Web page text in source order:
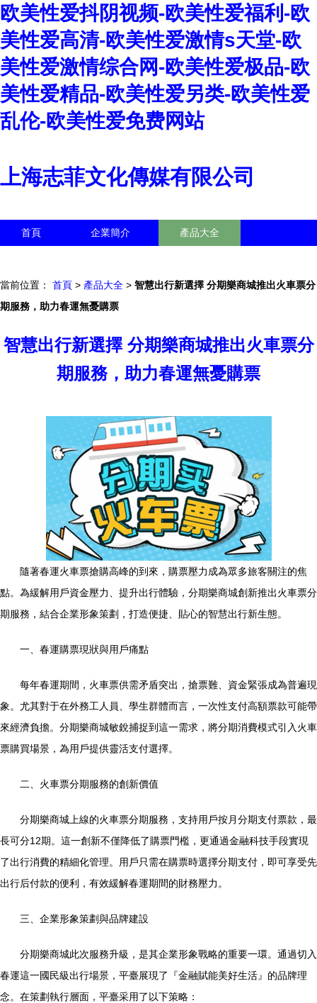
欧美性爱抖阴视频-欧美性爱福利-欧
美性爱高清-欧美性爱激情s天堂-欧
美性爱激情综合网-欧美性爱极品-欧
美性爱精品-欧美性爱另类-欧美性爱
乱伦-欧美性爱免费网站
上海志菲文化傳媒有限公司
首頁 企業簡介 產品大全
當前位置： 首頁 > 產品大全 > 智慧出行新選擇 分期樂商城推出火車票分
期服務，助力春運無憂購票
智慧出行新選擇 分期樂商城推出火車票分
期服務，助力春運無憂購票
隨著春運火車票搶購高峰的到來，購票壓力成為眾多旅客關注的焦
點。為緩解用戶資金壓力、提升出行體驗，分期樂商城創新推出火車票分
期服務，結合企業形象策劃，打造便捷、貼心的智慧出行新生態。
一、春運購票現狀與用戶痛點
每年春運期間，火車票供需矛盾突出，搶票難、資金緊張成為普遍現
象。尤其對于在外務工人員、學生群體而言，一次性支付高額票款可能帶
來經濟負擔。分期樂商城敏銳捕捉到這一需求，將分期消費模式引入火車
票購買場景，為用戶提供靈活支付選擇。
二、火車票分期服務的創新價值
分期樂商城上線的火車票分期服務，支持用戶按月分期支付票款，最
長可分12期。這一創新不僅降低了購票門檻，更通過金融科技手段實現
了出行消費的精細化管理。用戶只需在購票時選擇分期支付，即可享受先
出行后付款的便利，有效緩解春運期間的財務壓力。
三、企業形象策劃與品牌建設
分期樂商城此次服務升級，是其企業形象戰略的重要一環。通過切入
春運這一國民級出行場景，平臺展現了『金融賦能美好生活』的品牌理
念。在策劃執行層面，平臺采用了以下策略：